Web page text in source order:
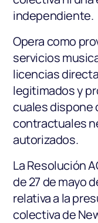
independiente.
Opera como
servicios
licencias
legitimados y
cuales dispone
contractuales
autorizados.
La Resolución
de 27 de mayo
relativa a la
colectiva de